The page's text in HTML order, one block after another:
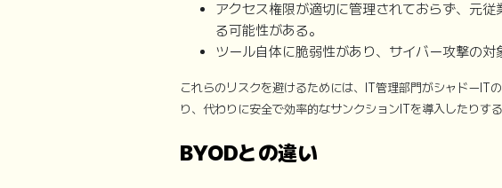
アクセス権限が適切に管理されておらず、元
る可能性がある。
ツール自体に脆弱性があり、サイバー攻撃の対
これらのリスクを避けるためには、IT管理部門がシャドーIT
り、代わりに安全で効率的なサンクションITを導入したりする
BYODとの違い